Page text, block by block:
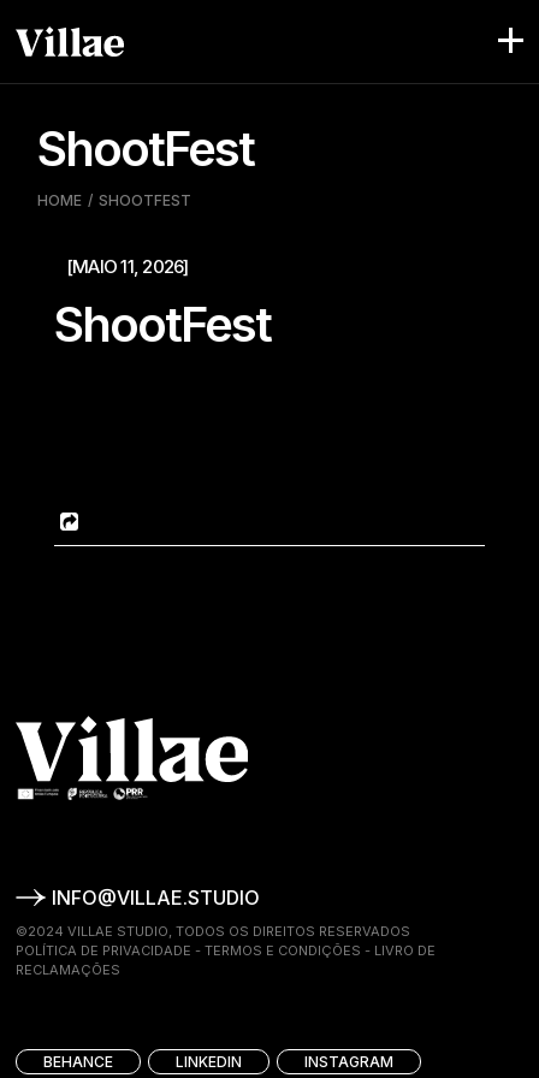
to
the
ShootFest
HOME SHOOTFEST
[MAIO 11, 2026]
ShootFest
INFO@VILLAE.STUDIO
©2024 VILLAE STUDIO, TODOS OS DIREITOS RESERVADOS
POLÍTICA DE PRIVACIDADE -TERMOS E CONDIÇÕES - LIVRO DE
RECLAMAÇÕES
BEHANCE LINKEDIN INSTAGRAM